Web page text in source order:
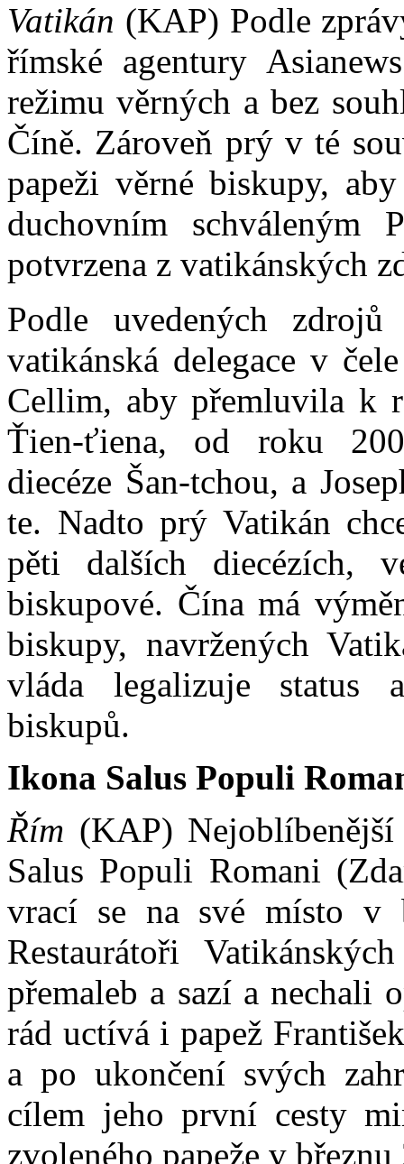
Vatikán (KAP) Podle
římské agentury
režimu věrných a bez
Číně. Zároveň prý v té
papeži věrné biskupy,
duchovním schváleným
potvrzena z vatikánských
Podle uvedených
vatikánská delegace v
Cellim, aby přemluvila k
Ťien-ťiena, od roku
diecéze Šan-tchou, a
te. Nadto prý Vatikán
pěti dalších diecézích,
biskupové. Čína má
biskupy, navržených
vláda legalizuje status
biskupů.
Ikona Salus Populi
Řím (KAP)
Salus Populi Romani
vrací se na své místo v
Restaurátoři
přemaleb a sazí a nechali
rád uctívá i papež
a po ukončení svých
cílem jeho první cesty
zvoleného papeže v březnu